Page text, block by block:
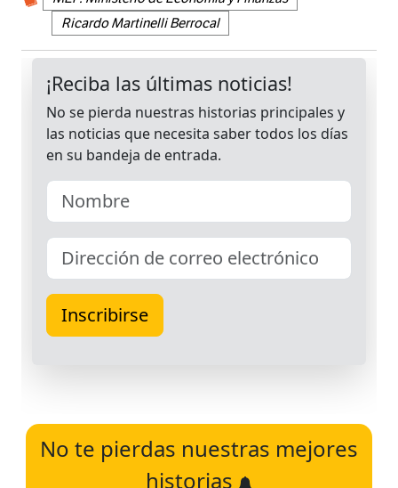
Ricardo Martinelli Berrocal
No te pierdas nuestras mejores
historias